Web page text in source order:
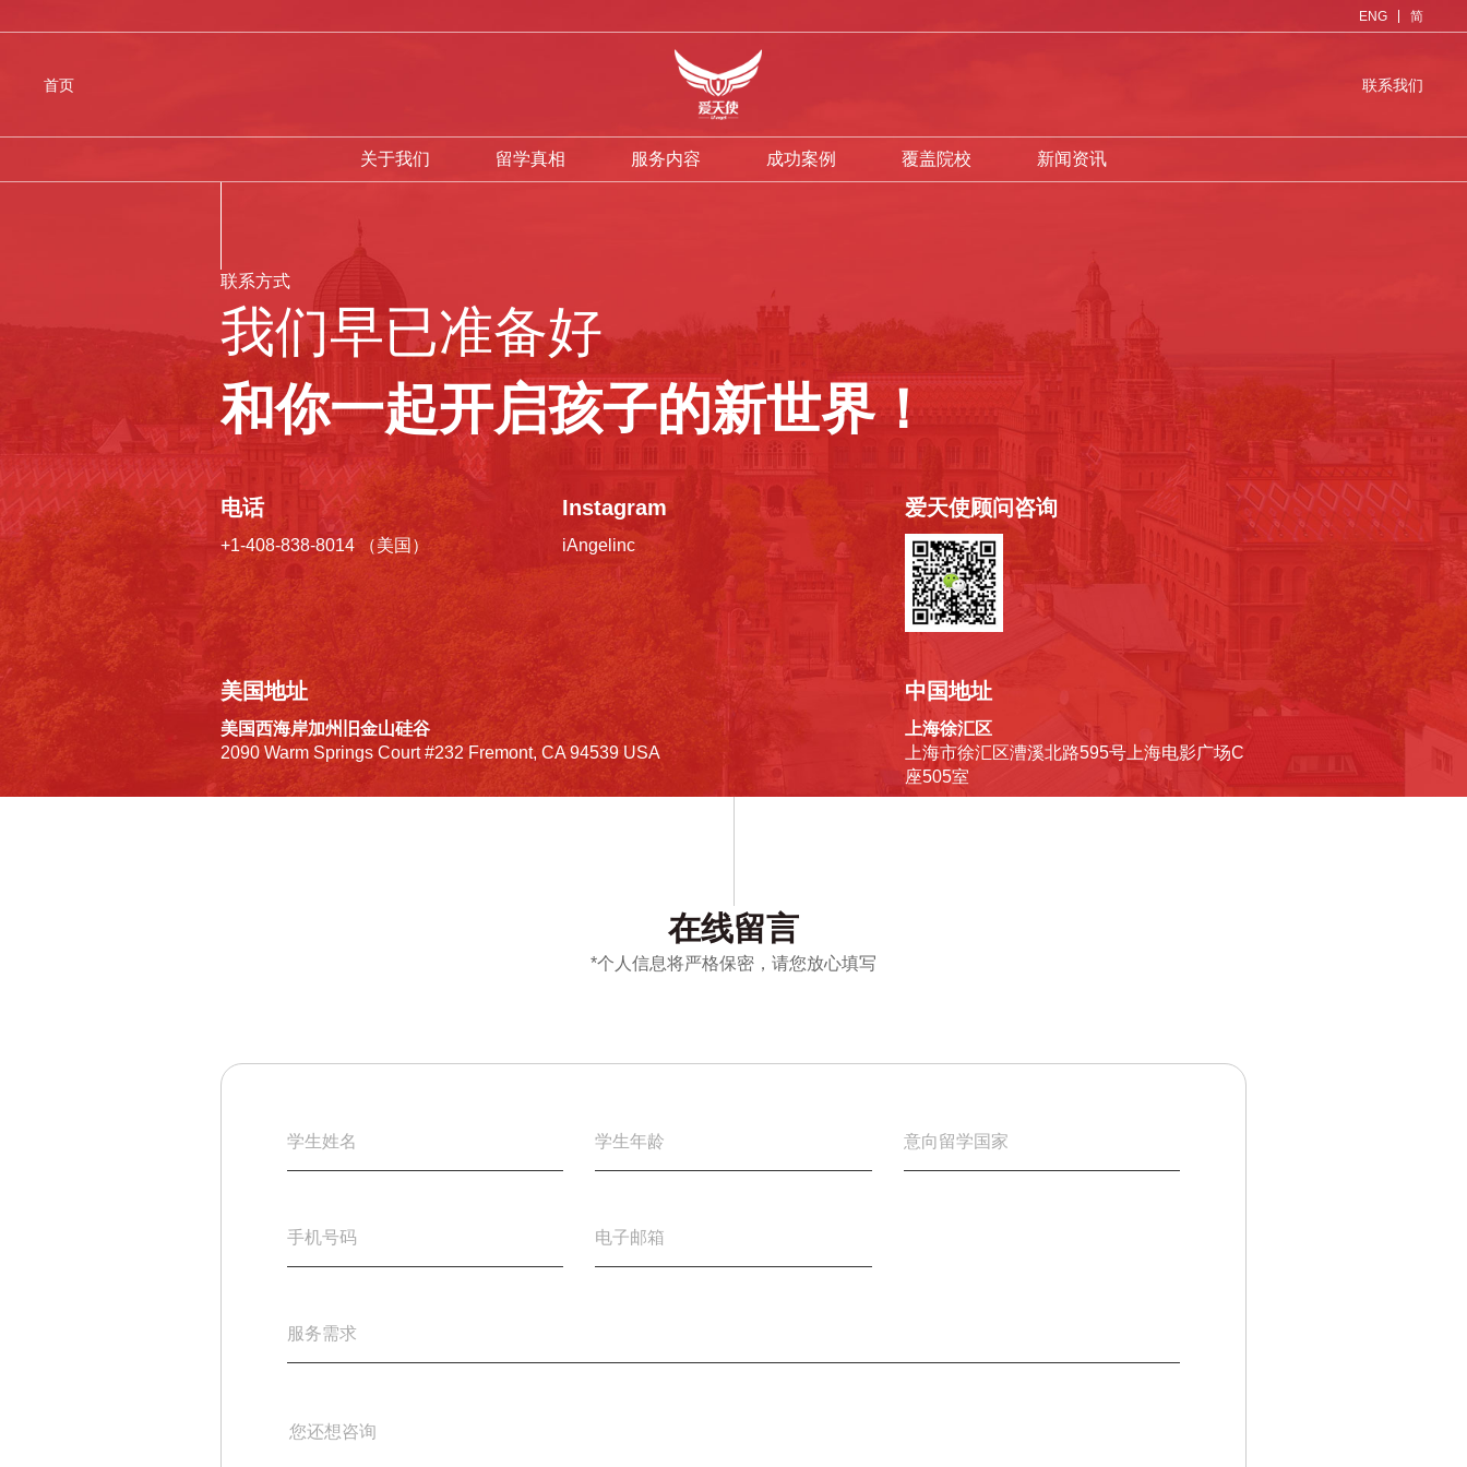
ENG 简
首页 联系我们
关于我们 留学真相 服务内容 成功案例 覆盖院校 新闻资讯
联系方式
我们早已准备好
和你一起开启孩子的新世界！
电话
+1-408-838-8014 （美国）
Instagram
iAngelinc
爱天使顾问咨询
美国地址
美国西海岸加州旧金山硅谷
2090 Warm Springs Court #232 Fremont, CA 94539 USA
中国地址
上海徐汇区
上海市徐汇区漕溪北路595号上海电影广场C
座505室
在线留言
*个人信息将严格保密，请您放心填写